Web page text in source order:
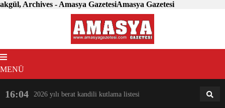
akgül, Archives - Amasya GazetesiAmasya Gazetesi
MENÜ
16:04 2026 yılı berat kandili kutlama listesi 18:31